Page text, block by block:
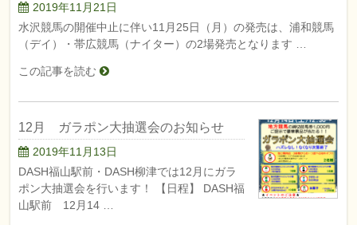
2019年11月21日
水沢競馬の開催中止に伴い11月25日（月）の発売は、浦和競馬
（デイ）・帯広競馬（ナイター）の2場発売となります …
この記事を読む
12月 ガラポン大抽選会のお知らせ
2019年11月13日
DASH福山駅前・DASH柳津では12月にガラ
ポン大抽選会を行います！ 【日程】 DASH福
山駅前 12月14 …